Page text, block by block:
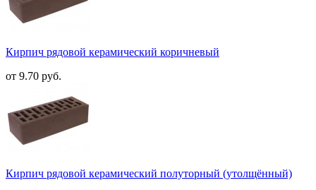
Кирпич рядовой керамический коричневый
от 9.70 руб.
Кирпич рядовой керамический полуторный (утолщённый)